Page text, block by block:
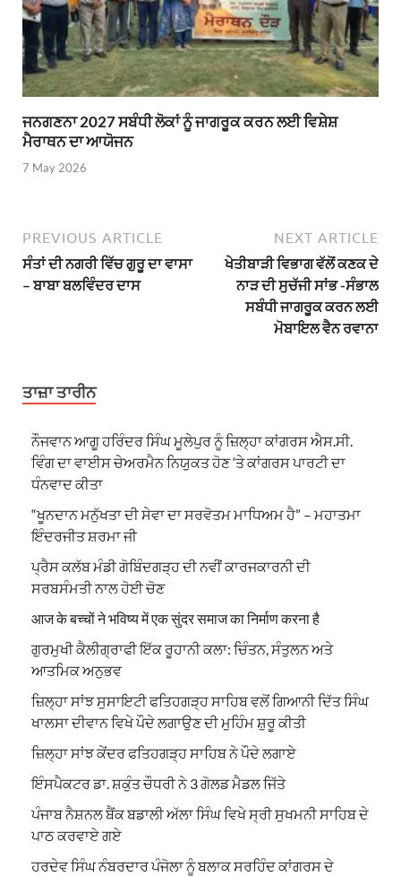
ਜਨਗਣਨਾ 2027 ਸਬੰਧੀ ਲੋਕਾਂ ਨੂੰ ਜਾਗਰੂਕ ਕਰਨ ਲਈ ਵਿਸ਼ੇਸ਼
ਮੈਰਾਥਨ ਦਾ ਆਯੋਜਨ
7 May 2026
PREVIOUS ARTICLE
ਸੰਤਾਂ ਦੀ ਨਗਰੀ ਵਿੱਚ ਗੁਰੂ ਦਾ ਵਾਸਾ
– ਬਾਬਾ ਬਲਵਿੰਦਰ ਦਾਸ
NEXT ARTICLE
ਖੇਤੀਬਾੜੀ ਵਿਭਾਗ ਵੱਲੋਂ ਕਣਕ ਦੇ
ਨਾੜ ਦੀ ਸੁਚੱਜੀ ਸਾਂਭ -ਸੰਭਾਲ
ਸਬੰਧੀ ਜਾਗਰੂਕ ਕਰਨ ਲਈ
ਮੋਬਾਇਲ ਵੈਨ ਰਵਾਨਾ
ਤਾਜ਼ਾ ਤਾਰੀਨ
ਨੌਜਵਾਨ ਆਗੂ ਹਰਿੰਦਰ ਸਿੰਘ ਮੂਲੇਪੁਰ ਨੂੰ ਜ਼ਿਲ੍ਹਾ ਕਾਂਗਰਸ ਐਸ.ਸੀ.
ਵਿੰਗ ਦਾ ਵਾਈਸ ਚੇਅਰਮੈਨ ਨਿਯੁਕਤ ਹੋਣ ‘ਤੇ ਕਾਂਗਰਸ ਪਾਰਟੀ ਦਾ
ਧੰਨਵਾਦ ਕੀਤਾ
“ਖੂਨਦਾਨ ਮਨੁੱਖਤਾ ਦੀ ਸੇਵਾ ਦਾ ਸਰਵੋਤਮ ਮਾਧਿਅਮ ਹੈ” – ਮਹਾਤਮਾ
ਇੰਦਰਜੀਤ ਸ਼ਰਮਾ ਜੀ
ਪ੍ਰੈਸ ਕਲੱਬ ਮੰਡੀ ਗੋਬਿੰਦਗੜ੍ਹ ਦੀ ਨਵੀਂ ਕਾਰਜਕਾਰਨੀ ਦੀ
ਸਰਬਸੰਮਤੀ ਨਾਲ ਹੋਈ ਚੋਣ
आज के बच्चों ने भविष्य में एक सुंदर समाज का निर्माण करना है
ਗੁਰਮੁਖੀ ਕੈਲੀਗ੍ਰਾਫੀ ਇੱਕ ਰੂਹਾਨੀ ਕਲਾ: ਚਿੰਤਨ, ਸੰਤੁਲਨ ਅਤੇ
ਆਤਮਿਕ ਅਨੁਭਵ
ਜ਼ਿਲ੍ਹਾ ਸਾਂਝ ਸੁਸਾਇਟੀ ਫਤਿਹਗੜ੍ਹ ਸਾਹਿਬ ਵਲੋਂ ਗਿਆਨੀ ਦਿੱਤ ਸਿੰਘ
ਖਾਲਸਾ ਦੀਵਾਨ ਵਿਖੇ ਪੌਦੇ ਲਗਾਉਣ ਦੀ ਮੁਹਿੰਮ ਸ਼ੁਰੂ ਕੀਤੀ
ਜ਼ਿਲ੍ਹਾ ਸਾਂਝ ਕੇਂਦਰ ਫਤਿਹਗੜ੍ਹ ਸਾਹਿਬ ਨੇ ਪੌਦੇ ਲਗਾਏ
ਇੰਸਪੈਕਟਰ ਡਾ. ਸ਼ਕੁੰਤ ਚੌਧਰੀ ਨੇ 3 ਗੋਲਡ ਮੈਡਲ ਜਿੱਤੇ
ਪੰਜਾਬ ਨੈਸ਼ਨਲ ਬੈਂਕ ਬਡਾਲੀ ਅੱਲਾ ਸਿੰਘ ਵਿਖੇ ਸ੍ਰੀ ਸੁਖਮਨੀ ਸਾਹਿਬ ਦੇ
ਪਾਠ ਕਰਵਾਏ ਗਏ
ਹਰਦੇਵ ਸਿੰਘ ਨੰਬਰਦਾਰ ਪੰਜੋਲਾ ਨੂੰ ਬਲਾਕ ਸਰਹਿੰਦ ਕਾਂਗਰਸ ਦੇ